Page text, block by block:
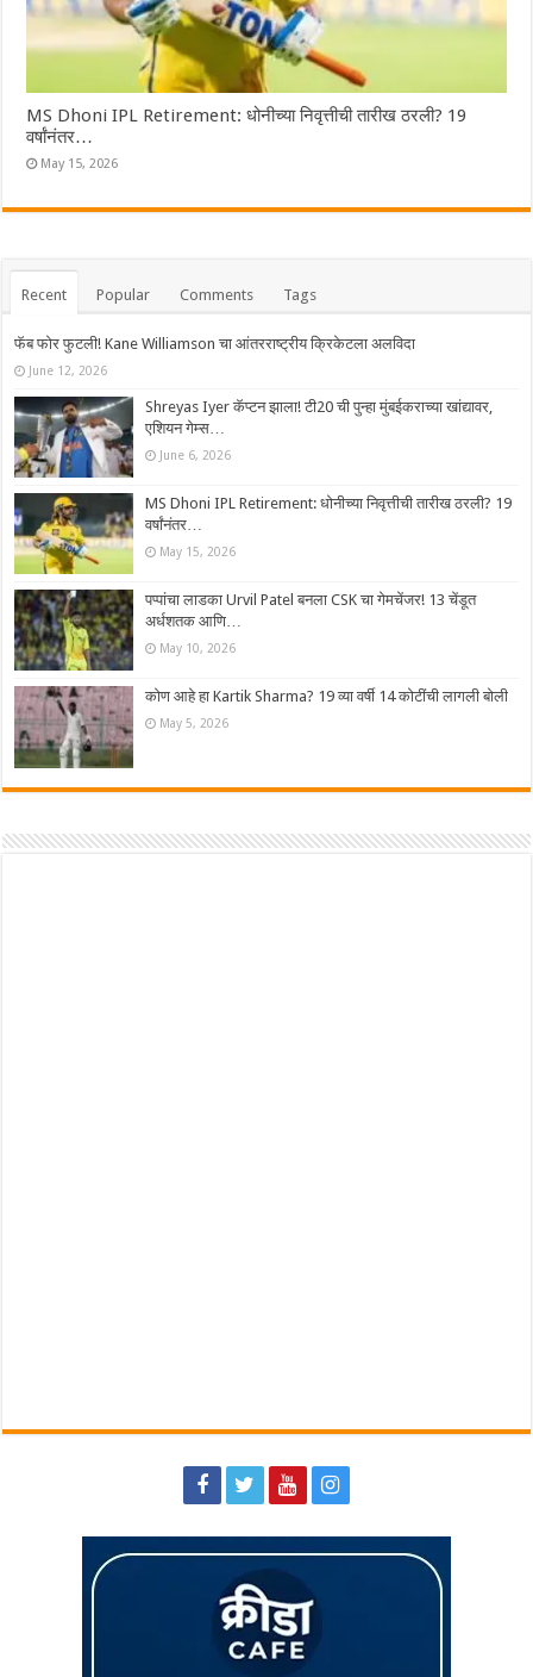
MS Dhoni IPL Retirement: धोनीच्या निवृत्तीची तारीख ठरली? 19
वर्षांनंतर…
May 15, 2026
Recent Popular Comments Tags
फॅब फोर फुटली! Kane Williamson चा आंतरराष्ट्रीय क्रिकेटला अलविदा
June 12, 2026
Shreyas Iyer कॅप्टन झाला! टी20 ची पुन्हा मुंबईकराच्या खांद्यावर,
एशियन गेम्स…
June 6, 2026
MS Dhoni IPL Retirement: धोनीच्या निवृत्तीची तारीख ठरली? 19
वर्षांनंतर…
May 15, 2026
पप्पांचा लाडका Urvil Patel बनला CSK चा गेमचेंजर! 13 चेंडूत
अर्धशतक आणि…
May 10, 2026
कोण आहे हा Kartik Sharma? 19 व्या वर्षी 14 कोटींची लागली बोली
May 5, 2026